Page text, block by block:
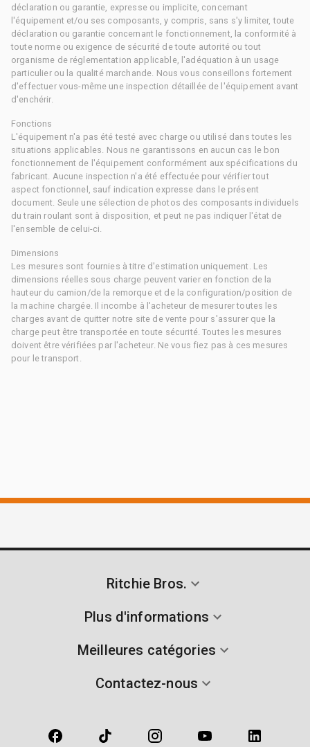
déclaration ou garantie, expresse ou implicite, concernant
l'équipement et/ou ses composants, y compris, sans s'y limiter, toute
déclaration ou garantie concernant le fonctionnement, la conformité à
toute norme ou exigence de sécurité de toute autorité ou tout
organisme de réglementation applicable, l'adéquation à un usage
particulier ou la qualité marchande. Nous vous conseillons fortement
d'effectuer vous-même une inspection détaillée de l'équipement avant
d'enchérir.
Fonctions
L'équipement n'a pas été testé avec charge ou utilisé dans toutes les
situations applicables. Nous ne garantissons en aucun cas le bon
fonctionnement de l'équipement conformément aux spécifications du
fabricant. Aucune inspection n'a été effectuée pour vérifier tout
aspect fonctionnel, sauf indication expresse dans le présent
document. Seule une sélection de photos des composants individuels
du train roulant sont à disposition, et peut ne pas indiquer l'état de
l'ensemble de celui-ci.
Dimensions
Les mesures sont fournies à titre d'estimation uniquement. Les
dimensions réelles sous charge peuvent varier en fonction de la
hauteur du camion/de la remorque et de la configuration/position de
la machine chargée. Il incombe à l'acheteur de mesurer toutes les
charges avant de quitter notre site de vente pour s'assurer que la
charge peut être transportée en toute sécurité. Toutes les mesures
doivent être vérifiées par l'acheteur. Ne vous fiez pas à ces mesures
pour le transport.
Ritchie Bros.
Plus d'informations
Meilleures catégories
Contactez-nous